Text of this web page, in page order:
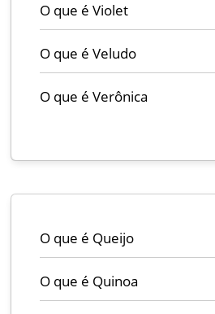
O que é Violet
O que é Veludo
O que é Verônica
O que é Queijo
O que é Quinoa